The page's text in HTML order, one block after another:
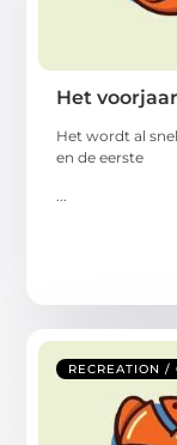
Het
Het wordt al
en de eerste
...
RECREATION /